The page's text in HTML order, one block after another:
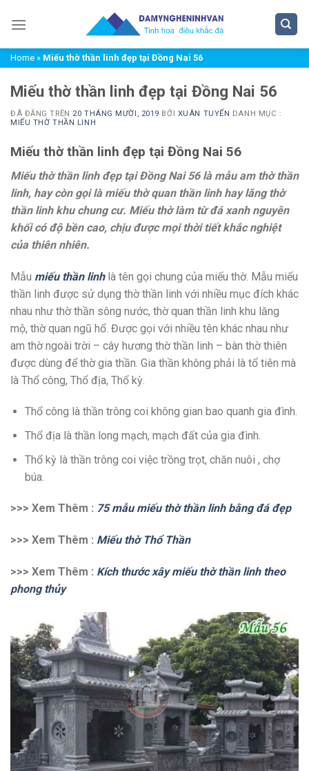
đến
dungHome » Miếu thờ thần linh đẹp tại Đồng Nai 56
Miếu thờ thần linh đẹp tại Đồng Nai 56
ĐÃ ĐĂNG TRÊN 20 THÁNG MƯỜI, 2019 BỞI XUÂN TUYỂN
DANH MỤC :
MIẾU THỜ THẦN LINH
Miếu thờ thần linh đẹp tại Đồng Nai 56
Miếu thờ thần linh đẹp tại Đồng Nai 56 là mẫu am thờ thần
linh, hay còn gọi là miếu thờ quan thần linh hay lăng thờ
thần linh khu chung cư. Miếu thờ làm từ đá xanh nguyên
khối có độ bền cao, chịu được mọi thời tiết khắc nghiệt
của thiên nhiên.
Mẫu miếu thần linhlà tên gọi chung của miếu thờ. Mẫu miếu
thần linh được sử dụng thờ thần linh với nhiều mục đích khác
nhau như thờ thần sông nước, thờ quan thần linh khu lăng
mộ, thờ quan ngũ hổ. Được gọi với nhiều tên khác nhau như
am thờ ngoài trời – cây hương thờ thần linh – bàn thờ thiên
được dùng để thờ gia thần. Gia thần không phải là tổ tiên mà
là Thổ công, Thổ địa, Thổ kỳ.
Thổ công là thần trông coi không gian bao quanh gia đình.
Thổ địa là thần long mạch, mạch đất của gia đình.
Thổ kỳ là thần trông coi việc trồng trọt, chăn nuôi , chợ
búa.
>>> Xem Thêm : 75 mẫu miếu thờ thần linh bằng đá đẹp
>>> Xem Thêm : Miếu thờ Thổ Thần
>>> Xem Thêm : Kích thước xây miếu thờ thần linh theo
phong thủy